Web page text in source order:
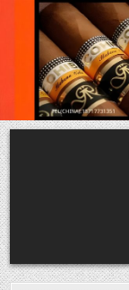
Skip
to
content